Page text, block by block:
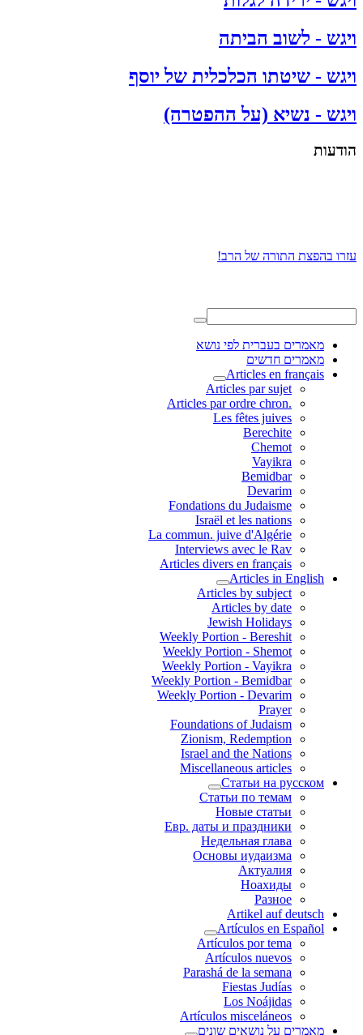
ויגש - לשוב הביתה
ויגש - שיטתו הכלכלית של יוסף
ויגש - נשיא (על ההפטרה)
הודעות
עזרו בהפצת התורה של הרב!
מאמרים בעברית לפי נושא
מאמרים חדשים
Articles en français
Articles par sujet
.Articles par ordre chron
Les fêtes juives
Berechite
Chemot
Vayikra
Bemidbar
Devarim
Fondations du Judaisme
Israël et les nations
La commun. juive d'Algérie
Interviews avec le Rav
Articles divers en français
Articles in English
Articles by subject
Articles by date
Jewish Holidays
Weekly Portion - Bereshit
Weekly Portion - Shemot
Weekly Portion - Vayikra
Weekly Portion - Bemidbar
Weekly Portion - Devarim
Prayer
Foundations of Judaism
Zionism, Redemption
Israel and the Nations
Miscellaneous articles
Статьи на русском
Статьи по темам
Новые статьи
Евр. даты и праздники
Недельная глава
Основы иудаизма
Актуалия
Ноахиды
Разное
Artikel auf deutsch
Artículos en Español
Artículos por tema
Artículos nuevos
Parashá de la semana
Fiestas Judías
Los Noájidas
Artículos misceláneos
מאמרים על נושאים שונים